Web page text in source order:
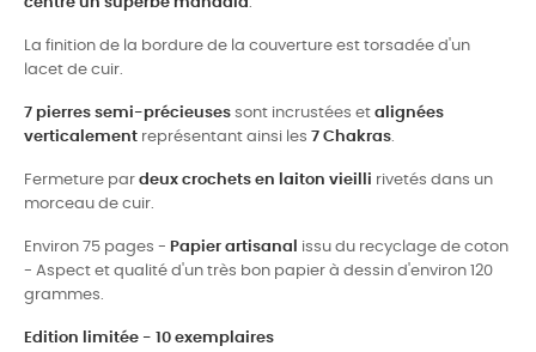
La finition de la bordure de la couverture est torsadée d'un
lacet de cuir.
7 pierres semi-précieuses sont incrustées et alignées
verticalement représentant ainsi les 7 Chakras.
Fermeture par deux crochets en laiton vieilli rivetés dans un
morceau de cuir.
Environ 75 pages - Papier artisanal
issu du recyclage de coton
- Aspect et qualité d'un très bon papier à dessin d'environ 120
grammes.
Edition limitée - 10 exemplaires